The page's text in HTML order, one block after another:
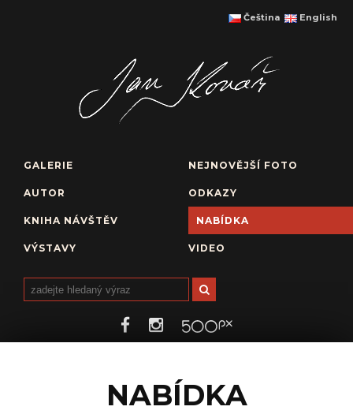
Čeština English
GALERIE NEJNOVĚJŠÍ FOTO
AUTOR ODKAZY
KNIHA NÁVŠTĚV NABÍDKA
VÝSTAVY VIDEO
NABÍDKA